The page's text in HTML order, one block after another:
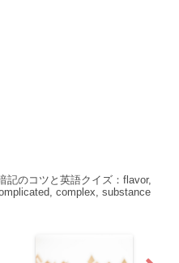
記のコツと英語クイズ：flavor,
complex, substance